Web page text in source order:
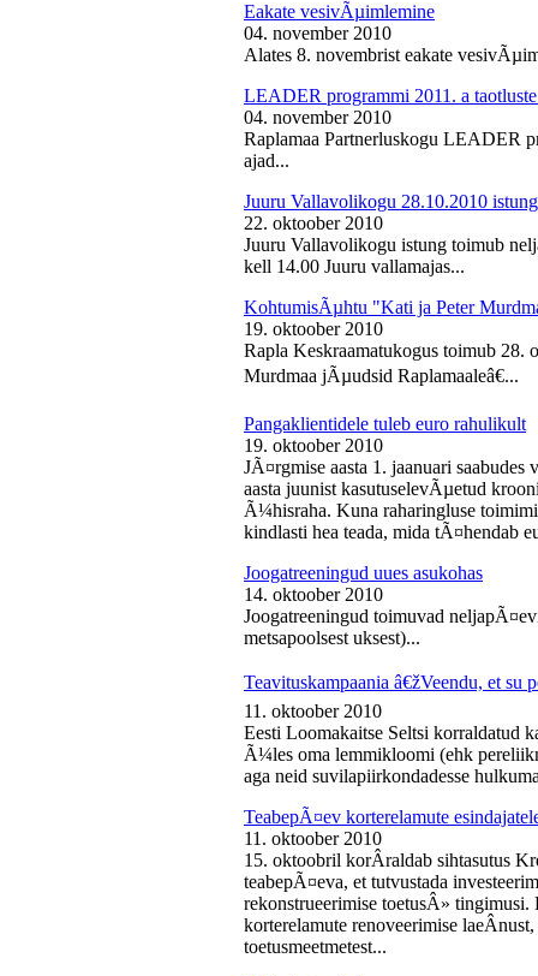
Eakate vesivÃµimlemine
04. november 2010
Alates 8. novembrist eakate
LEADER programmi 2011. a
04. november 2010
Raplamaa Partnerluskogu LEADER
ajad...
Juuru Vallavolikogu 28.10.2010 istung
22. oktoober 2010
Juuru Vallavolikogu istung toimub
kell 14.00 Juuru vallamajas...
KohtumisÃµhtu "Kati ja Peter
19. oktoober 2010
Rapla Keskraamatukogus toimub
Murdmaa jÃµudsid Raplamaaleâ€...
Pangaklientidele tuleb euro rahulikult
19. oktoober 2010
JÃ¤rgmise aasta 1. jaanuari
aasta juunist kasutuselevÃµetud
Ã¼hisraha. Kuna raharingluse
kindlasti hea teada, mida tÃ¤hendab
Joogatreeningud uues asukohas
14. oktoober 2010
Joogatreeningud toimuvad
metsapoolsest uksest)...
Teavituskampaania â€žVeendu, et su
11. oktoober 2010
Eesti Loomakaitse Seltsi korraldatud
Ã¼les oma lemmikloomi (ehk
aga neid suvilapiirkondadesse
TeabepÃ¤ev korterelamute
11. oktoober 2010
15. oktoobril korÂ­raldab sihtasutus
teabepÃ¤eva, et tutvustada
rekonstrueerimise toetusÂ»
korterelamute renoveerimise
toetusmeetmetest...